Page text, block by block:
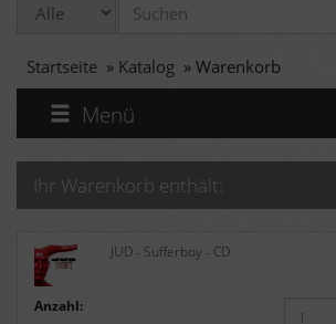
Startseite » Katalog » Warenkorb
Menü
Ihr Warenkorb enthält:
JUD - Sufferboy - CD
Anzahl: